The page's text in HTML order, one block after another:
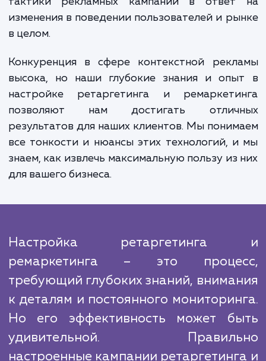
разрабатываем стратегии биддинга и
привлекательные рекламные
которые будут мотивировать
вернуться на ваш сайт и совершить покупку.
Весь процесс работы тесно
аналитикой. Мы проводим
мониторинг и оптимизацию
кампаний, анализируя их
влияние на общий ROI бизнеса. Это
нам оперативно корректировать
в целом.
Конкуренция в сфере контекстной
высока, но наши глубокие знания и
настройке ретаргетинга и
позволяют нам достигать
результатов для наших клиентов. Мы
все тонкости и нюансы этих технологий,